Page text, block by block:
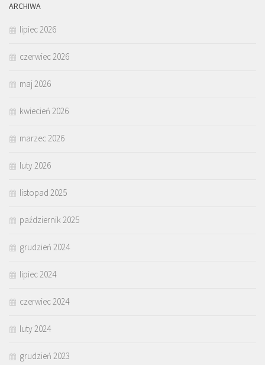
ARCHIWA
lipiec 2026
czerwiec 2026
maj 2026
kwiecień 2026
marzec 2026
luty 2026
listopad 2025
październik 2025
grudzień 2024
lipiec 2024
czerwiec 2024
luty 2024
grudzień 2023